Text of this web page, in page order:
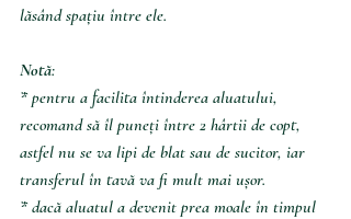
lăsând spațiu între ele.
Notă:
* pentru a facilita întinderea aluatului,
recomand să îl puneți între 2 hârtii de copt,
astfel nu se va lipi de blat sau de sucitor, iar
transferul în tavă va fi mult mai ușor.
* dacă aluatul a devenit prea moale în timpul